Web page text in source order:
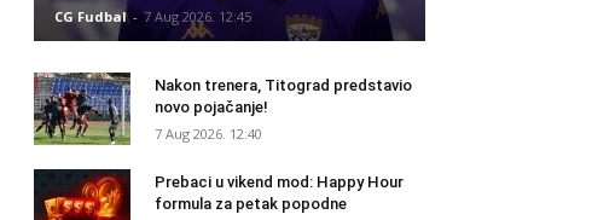
CG Fudbal - 7 Aug 2026. 12:45
Nakon trenera, Titograd predstavio
novo pojačanje!
7 Aug 2026. 12:40
Prebaci u vikend mod: Happy Hour
formula za petak popodne